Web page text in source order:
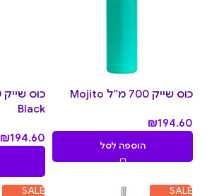
כוס שייק 700 מ״ל Mojito
₪194.60
הוספה לסל
Black
₪194.60
SALE
SALE